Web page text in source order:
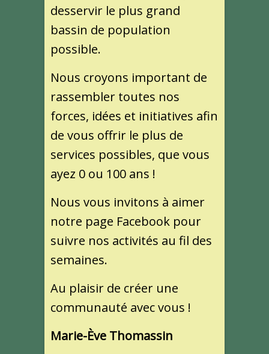
desservir le plus grand
bassin de population
possible.
Nous croyons important de
rassembler toutes nos
forces, idées et initiatives afin
de vous offrir le plus de
services possibles, que vous
ayez 0 ou 100 ans !
Nous vous invitons à aimer
notre page Facebook pour
suivre nos activités au fil des
semaines.
Au plaisir de créer une
communauté avec vous !
Marie-Ève Thomassin